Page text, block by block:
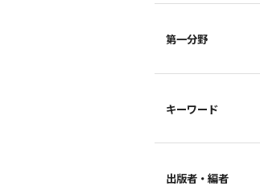
第一分野
キーワード
出版者・編者